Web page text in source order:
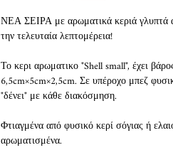
ΝΕΑ ΣΕΙΡΑ με αρωματικά κεριά γλυπτά
την τελευταία λεπτομέρεια!
Το κερι αρωματικο "Shell small", έχει
6,5cm×5cm×2,5cm. Σε υπέροχο μπεζ
"δένει" με κάθε διακόσμηση.
Φτιαγμένα από φυσικό κερί σόγιας ή
αρωματισμένα.